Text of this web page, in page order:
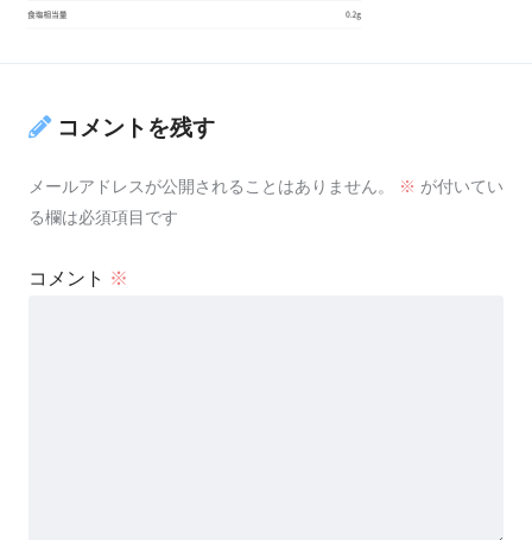
コメントを残す
メールアドレスが公開されることはありません。 ※ が付いてい
る欄は必須項目です
コメント ※